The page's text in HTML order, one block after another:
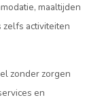
maaltijden
zelfs activiteiten
zonder zorgen
en